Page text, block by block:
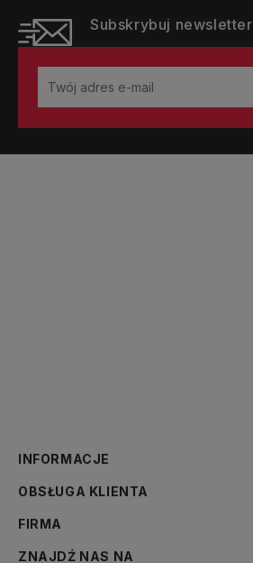
Subskrybuj newsletter
INFORMACJE
OBSŁUGA KLIENTA
FIRMA
ZNAJDŹ NAS NA